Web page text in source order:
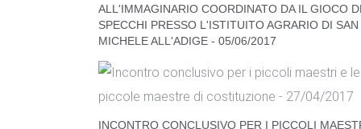
ALL'IMMAGINARIO COORDINATO DA IL GIOCO
SPECCHI PRESSO L'ISTITUITO AGRARIO DI SAN
MICHELE ALL'ADIGE - 05/06/2017
INCONTRO CONCLUSIVO PER I PICCOLI